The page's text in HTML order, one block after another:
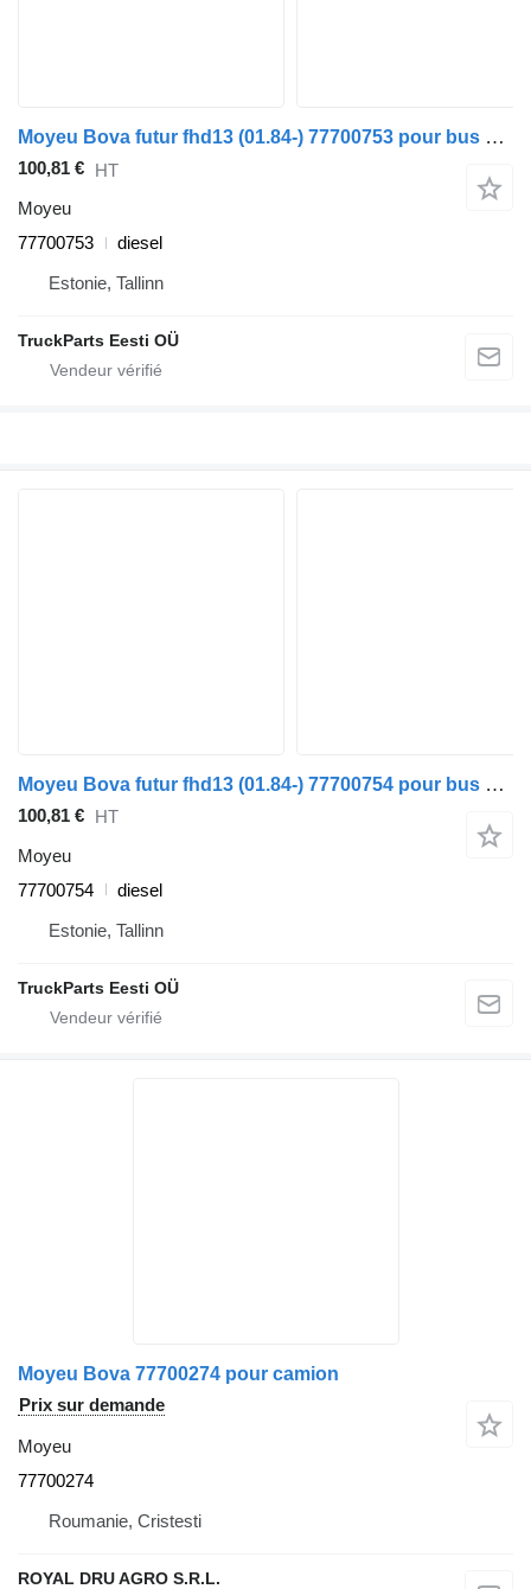
Moyeu Bova futur fhd13 (01.84-) 77700753 pour bus Bova Futura FHD, FLD (1982-)
100,81 € HT
Moyeu
77700753
diesel
Estonie, Tallinn
TruckParts Eesti OÜ
Moyeu Bova futur fhd13 (01.84-) 77700754 pour bus Bova Futura FHD, FLD (1982-)
100,81 € HT
Moyeu
77700754
diesel
Estonie, Tallinn
TruckParts Eesti OÜ
Moyeu Bova 77700274 pour camion
Prix sur demande
Moyeu
77700274
Roumanie, Cristesti
ROYAL DRU AGRO S.R.L.